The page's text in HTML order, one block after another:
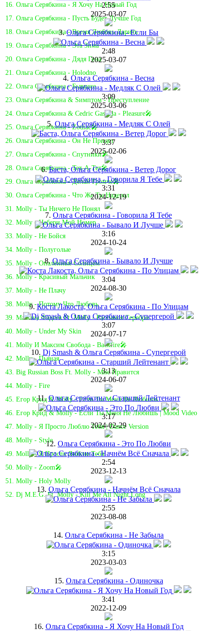
16. Ольга Серябкина - Я Хочу На Новый Год
17. Ольга Серябкина - Пусть Будет Лучше Год
18. Ольга Серябкина - Время Любовь Дарить
19. Ольга Серябкина - Эта Зима
20. Ольга Серябкина - Дядя Гена
21. Ольга Серябкина - Holodno
22. Ольга Серябкина - Бывшие
23. Ольга Серябкина & Sимптом - Преступление
24. Ольга Серябкина & Cedric Gasaïda - Pleasure🎤
25. Ольга Серябкина - Zodiac🎤
26. Ольга Серябкина - Он Не Придет
27. Ольга Серябкина - Спутники🎤
28. Ольга Серябкина - Тет-А-Тет🎤
29. Ольга Серябкина - Делай Громче🎤
30. Ольга Серябкина - Что Же Ты Наделал
31. Molly - Ты Ничего Не Понял
32. Molly - Набери Мой Номер
33. Molly - Не Бойся
34. Molly - Полуголые
35. Molly - Опалённые Солнцем
36. Molly - Красивый Мальчик
37. Molly - Не Плачу
38. Molly - Потому Что Любовь
39. Максим Фадеев Ft. Molly - Рассыпая Серебро
40. Molly - Under My Skin
41. Molly И Максим Свобода - Backfire🎤
42. Molly - Пьяная
43. Big Russian Boss Ft. Molly - Мне Нравится
44. Molly - Fire
45. Егор Крид & Molly - Если Ты Меня Не Любишь
46. Егор Крид & Molly - Если Ты Меня Не Любишь | Mood Video
47. Molly - Я Просто Люблю Тебя | Dance Version
48. Molly - Style
49. Molly - Я Просто Люблю Тебя
50. Molly - Zoom🎤
51. Molly - Holy Molly
52. Dj M.E.G. Ft. Molly - Kill Me All Night Long
2:55
2025-03-07
3.Ольга Серябкина - Если Бы
2:48
2025-03-07
4. Ольга Серябкина - Весна
3:09
2025-03-06
5. Ольга Серябкина - Медляк С Олей
3:37
2025-02-06
6.Баста, Ольга Серябкина - Ветер Дорог
3:31
2024-12-19
7. Ольга Серябкина - Говорила Я Тебе
3:16
2024-10-24
8.Ольга Серябкина - Бывало И Лучше
3:04
2024-08-30
9.Коста Лакоста, Ольга Серябкина - По Улицам
3:07
2024-07-17
10. Dj Smash & Ольга Серябкина - Супергерой
3:13
2024-06-07
11.Ольга Серябкина - Старший Лейтенант
3:17
2024-02-29
12. Ольга Серябкина - Это По Любви
2:54
2023-12-13
13. Ольга Серябкина - Начнём Всё Сначала
2:55
2023-08-08
14. Ольга Серябкина - Не Забыла
3:15
2023-03-03
15. Ольга Серябкина - Одиночка
3:41
2022-12-09
16. Ольга Серябкина - Я Хочу На Новый Год